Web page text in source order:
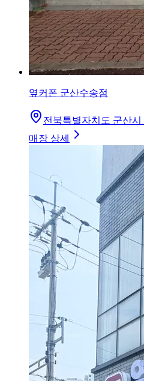
옆커폰 군산수송점
전북특별자치도 군산
매장 상세